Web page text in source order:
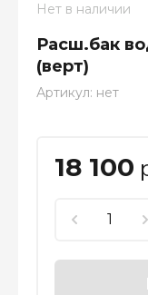
Нет в наличии
Расш.бак
(верт)
Артикул: нет
18 100